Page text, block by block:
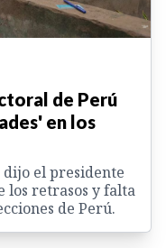
de Perú
en los
el presidente
los retrasos y falta
de Perú.